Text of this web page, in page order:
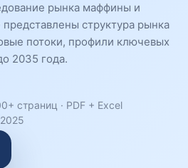
рынка маффины и
структура рынка
потоки, профили ключевых
2035 года.
страниц · PDF + Excel